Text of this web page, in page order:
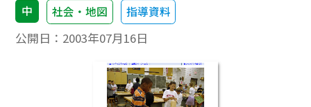
中 社会・地図 指導資料
公開日： 2003年07月16日